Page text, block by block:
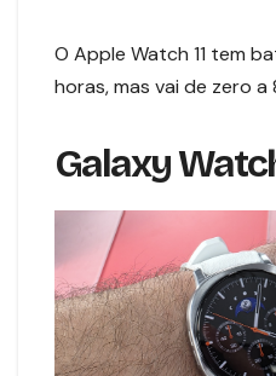
O Apple Watch 11 tem
horas, mas vai de zero
Galaxy